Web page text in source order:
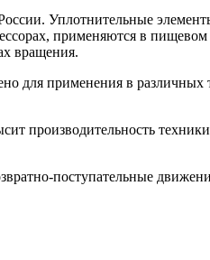
Уплотнительные
применяются в
вращения.
для применения в
производительность
поступательные